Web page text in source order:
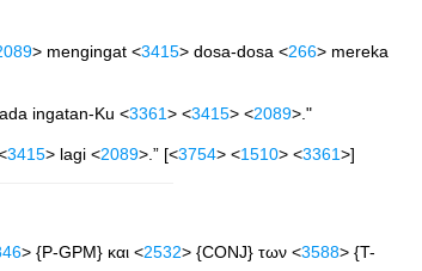
> mengingat <3415> dosa-dosa <266> mereka
ingatan-Ku <3361> <3415> <2089>."
3415> lagi <2089>.” [<3754> <1510> <3361>]
> {P-GPM} και <2532> {CONJ} των <3588> {T-